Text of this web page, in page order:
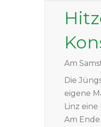
Am
Die
eigene
Linz
Am